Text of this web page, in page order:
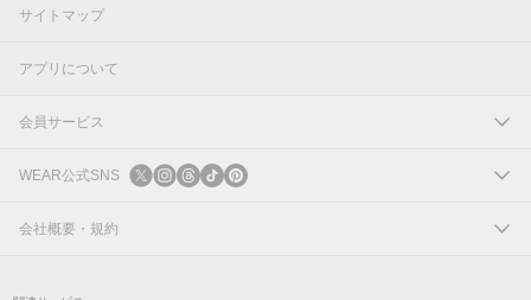
サイトマップ
アプリについて
会員サービス
ログイン
新規会員登録
WEAR公式SNS
X
会社概要・規約